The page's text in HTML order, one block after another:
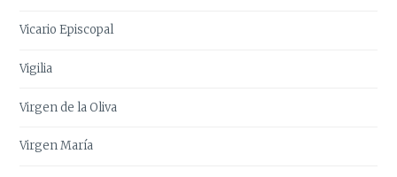
Vicario Episcopal
Vigilia
Virgen de la Oliva
Virgen María